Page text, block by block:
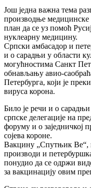
Још једна важна тема
производње медицинске
план да се уз помоћ
нуклеарну медицину.
Српски амбасадор и
и о сарадњи у области
могућностима Санкт
обнављању авио-
Петербурга, који је
вируса корона.
Било је речи и о
српске делегације на
форуму и о заједничкој
сојева короне.
Вакцину „Спутњик Ве“,
производи и
понудио да се одржи
за вакцинацију овим